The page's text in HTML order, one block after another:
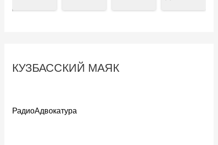
КУЗБАССКИЙ МАЯК
РадиоАдвокатура